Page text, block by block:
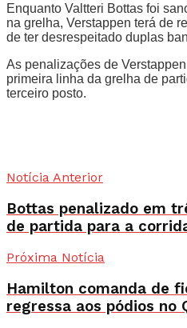
Enquanto Valtteri Bottas foi
na grelha, Verstappen terá de
de ter desrespeitado duplas
As penalizações de
primeira linha da grelha de
terceiro posto.
Notícia Anterior
Bottas penalizado em
de partida para a
Próxima Notícia
Hamilton comanda de
regressa aos pódios no